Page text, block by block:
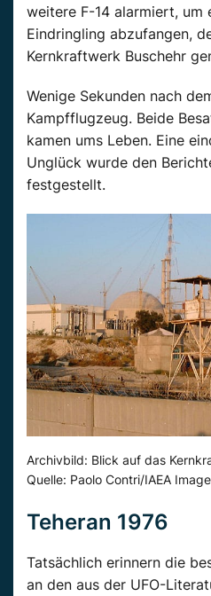
weitere F-14 alarmiert, um
Eindringling abzufangen,
Kernkraftwerk Buschehr
Wenige Sekunden nach
Kampfflugzeug. Beide
kamen ums Leben. Eine
Unglück wurde den
festgestellt.
Archivbild: Blick auf das
Quelle: Paolo Contri/IAEA
Teheran 1976
Tatsächlich erinnern die
an den aus der UFO-